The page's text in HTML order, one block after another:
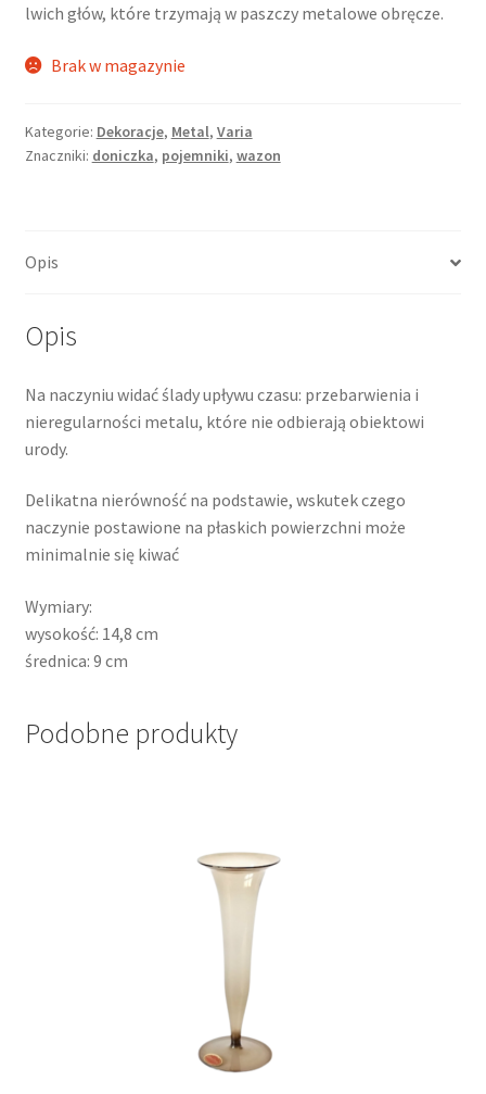
lwich głów, które trzymają w paszczy metalowe obręcze.
Brak w magazynie
Kategorie: Dekoracje, Metal, Varia
Znaczniki: doniczka, pojemniki, wazon
Opis
Opis
Na naczyniu widać ślady upływu czasu: przebarwienia i
nieregularności metalu, które nie odbierają obiektowi
urody.
Delikatna nierówność na podstawie, wskutek czego
naczynie postawione na płaskich powierzchni może
minimalnie się kiwać
Wymiary:
wysokość: 14,8 cm
średnica: 9 cm
Podobne produkty